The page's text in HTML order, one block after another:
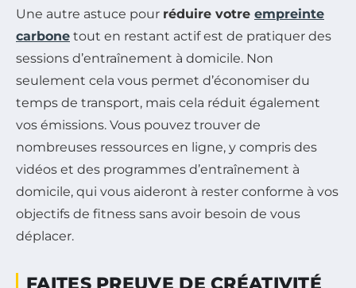
Une autre astuce pour réduire votre empreinte
carbone tout en restant actif est de pratiquer des
sessions d’entraînement à domicile. Non
seulement cela vous permet d’économiser du
temps de transport, mais cela réduit également
vos émissions. Vous pouvez trouver de
nombreuses ressources en ligne, y compris des
vidéos et des programmes d’entraînement à
domicile, qui vous aideront à rester conforme à vos
objectifs de fitness sans avoir besoin de vous
déplacer.
FAITES PREUVE DE CRÉATIVITÉ